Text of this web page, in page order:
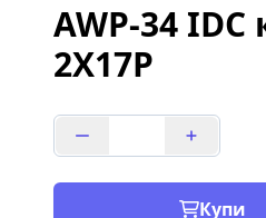
AWP-34
2X17P
Купи